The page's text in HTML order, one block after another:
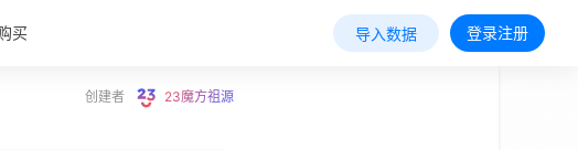
买 导入数据 登录注册
创建者 23魔方祖源